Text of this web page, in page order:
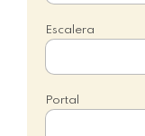
Escalera
Portal